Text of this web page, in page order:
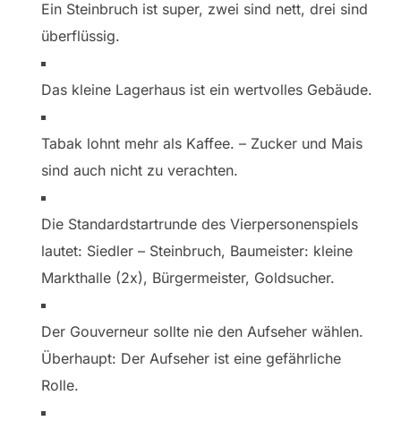
Ein Steinbruch ist super, zwei sind nett, drei sind
überflüssig.
Das kleine Lagerhaus ist ein wertvolles Gebäude.
Tabak lohnt mehr als Kaffee. – Zucker und Mais
sind auch nicht zu verachten.
Die Standardstartrunde des Vierpersonenspiels
lautet: Siedler – Steinbruch, Baumeister: kleine
Markthalle (2x), Bürgermeister, Goldsucher.
Der Gouverneur sollte nie den Aufseher wählen.
Überhaupt: Der Aufseher ist eine gefährliche
Rolle.